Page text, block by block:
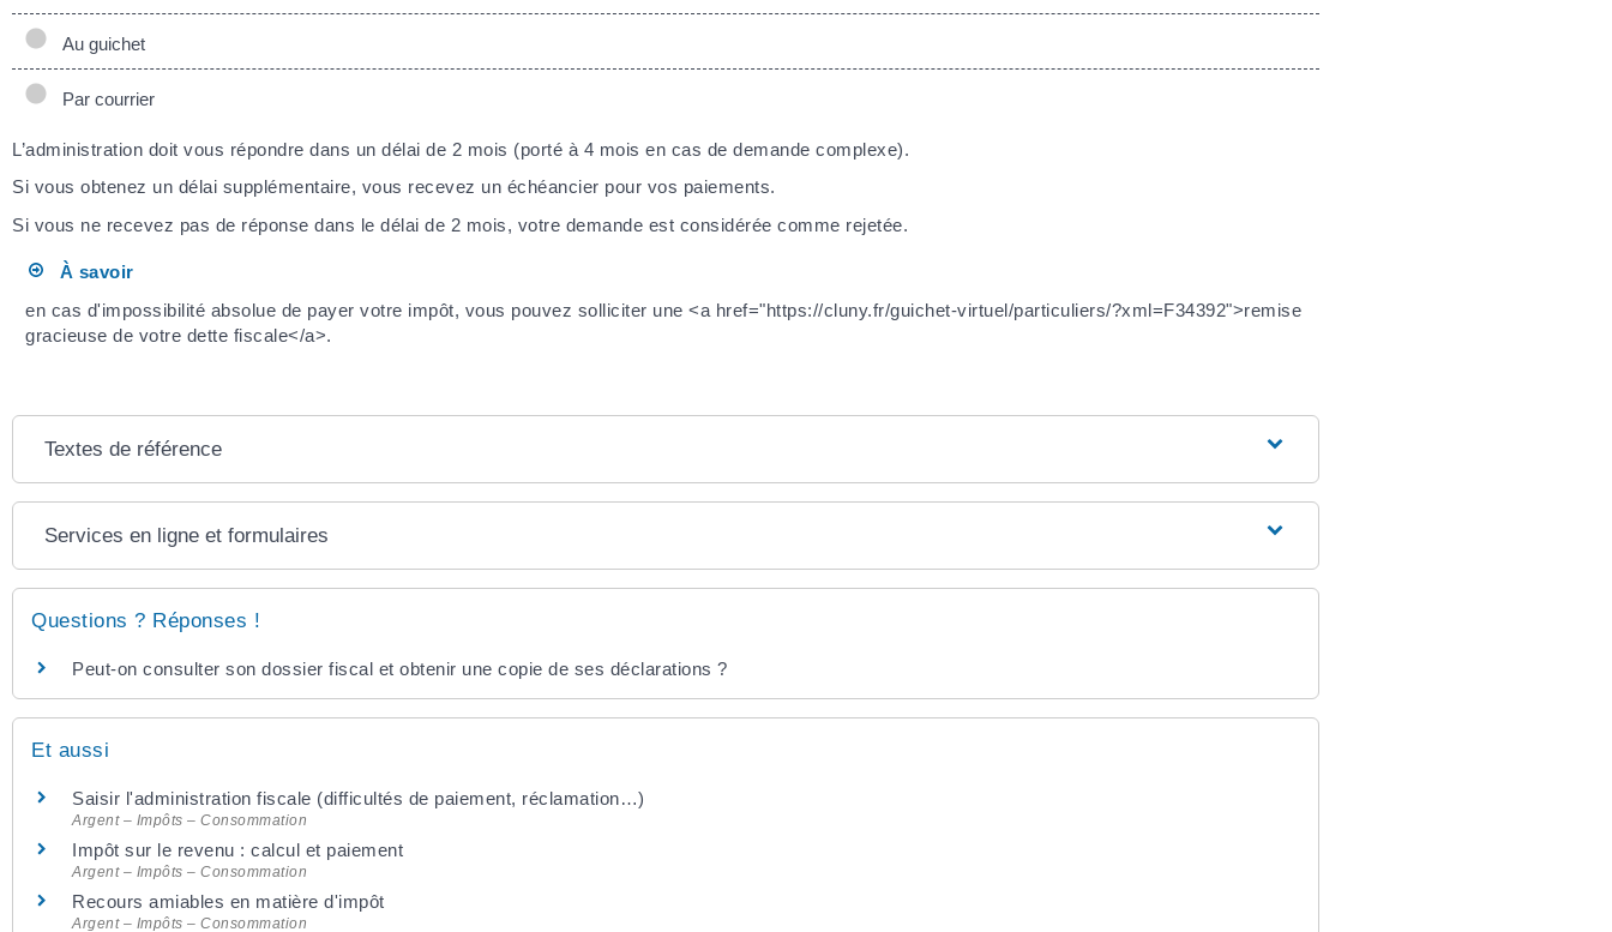
Au guichet
Par courrier
L’administration doit vous répondre dans un délai de 2 mois (porté à 4 mois en cas de demande complexe).
Si vous obtenez un délai supplémentaire, vous recevez un échéancier pour vos paiements.
Si vous ne recevez pas de réponse dans le délai de 2 mois, votre demande est considérée comme rejetée.
À savoir
en cas d'impossibilité absolue de payer votre impôt, vous pouvez solliciter une <a href="https://cluny.fr/guichet-virtuel/particuliers/?xml=F34392">remise
gracieuse de votre dette fiscale</a>.
Textes de référence
Services en ligne et formulaires
Questions ? Réponses !
Peut-on consulter son dossier fiscal et obtenir une copie de ses déclarations ?
Et aussi
Saisir l'administration fiscale (difficultés de paiement, réclamation…)
Argent – Impôts – Consommation
Impôt sur le revenu : calcul et paiement
Argent – Impôts – Consommation
Recours amiables en matière d'impôt
Argent – Impôts – Consommation